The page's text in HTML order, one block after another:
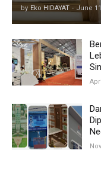
by Eko HIDAYAT - June